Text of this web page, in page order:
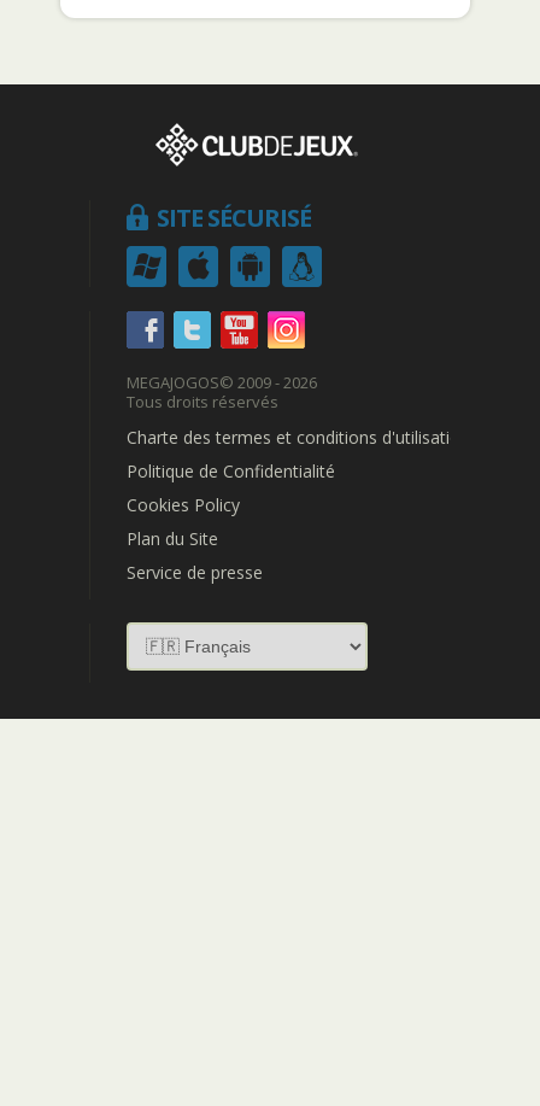
SITE SÉCURISÉ
MEGAJOGOS© 2009 - 2026
Tous droits réservés
Charte des termes et conditions d'utilisation
Politique de Confidentialité
Cookies Policy
Plan du Site
Service de presse